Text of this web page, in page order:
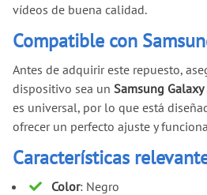
vídeos de buena calidad.
Compatible con
Antes de adquirir este repuesto,
dispositivo sea un Samsung Galaxy
es universal, por lo que está
ofrecer un perfecto ajuste y
Características
Color: Negro